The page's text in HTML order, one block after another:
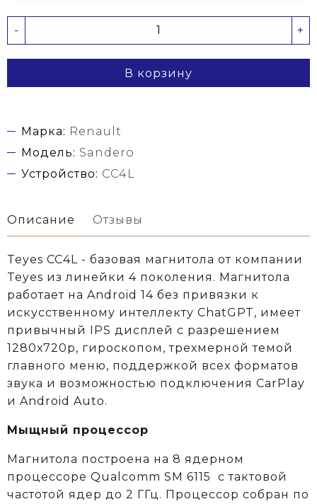
- +
В корзину
Марка: Renault
Модель: Sandero
Устройство: CC4L
Описание Отзывы
Teyes CC4L - базовая магнитола от компании
Teyes из линейки 4 поколения. Магнитола
работает на Android 14 без привязки к
искусственному интеллекту ChatGPT, имеет
привычный IPS дисплей с разрешением
1280х720р, гироскопом, трехмерной темой
главного меню, поддержкой всех форматов
звука и возможностью подключения CarPlay
и Android Auto.
Мыщный процессор
Магнитола построена на 8 ядерном
процессоре Qualcomm SM 6115
c тактовой
частотой ядер до 2 ГГц. Процессор собран по